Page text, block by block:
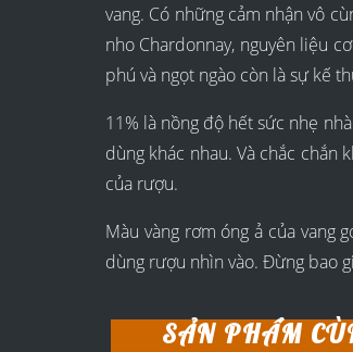
vang. Có những cảm nhận vô
nho Chardonnay, nguyên liệu
phú và ngọt ngào còn là sự kế
11% là nồng độ hết sức nhẹ
dùng khác nhau. Và chắc chắn
của rượu.
Màu vàng rơm óng ả của
dùng rượu nhìn vào. Đừng bao
SẢN PHẨM